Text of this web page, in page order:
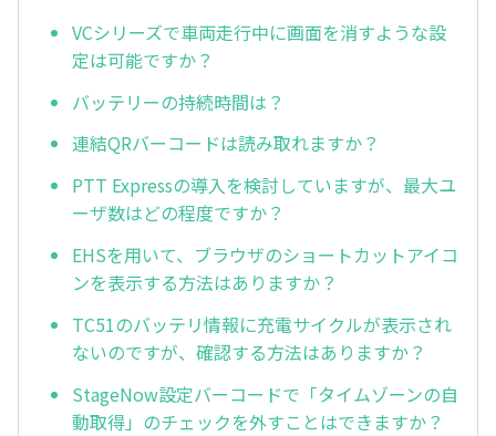
VCシリーズで車両走行中に画面を消すような設
定は可能ですか？
バッテリーの持続時間は？
連結QRバーコードは読み取れますか？
PTT Expressの導入を検討していますが、最大ユ
ーザ数はどの程度ですか？
EHSを用いて、ブラウザのショートカットアイコ
ンを表示する方法はありますか？
TC51のバッテリ情報に充電サイクルが表示され
ないのですが、確認する方法はありますか？
StageNow設定バーコードで「タイムゾーンの自
動取得」のチェックを外すことはできますか？